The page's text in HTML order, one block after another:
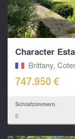
Character
Brittany,
747.950 €
Schlafzimmern
6